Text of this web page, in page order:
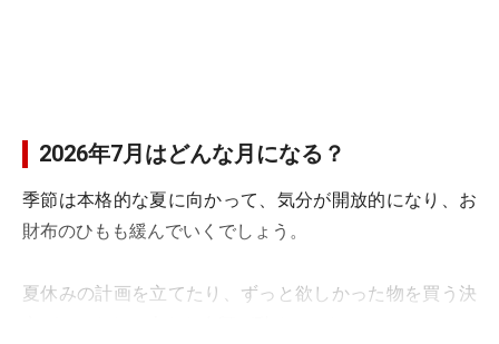
2026年7月はどんな月になる？
季節は本格的な夏に向かって、気分が開放的になり、お
財布のひもも緩んでいくでしょう。
夏休みの計画を立てたり、ずっと欲しかった物を買う決